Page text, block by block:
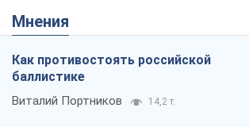
Мнения
Как противостоять российской
баллистике
Виталий Портников 14,2 т.